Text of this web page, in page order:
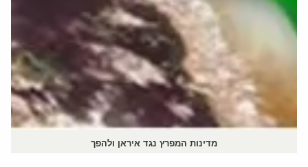
מדינות המפרץ נגד איראן ולהפך